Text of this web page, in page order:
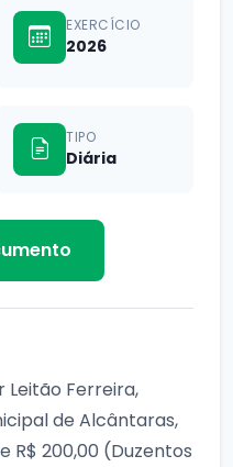
EXERCÍCIO
2026
TIPO
Diária
Leitão Ferreira,
de Alcântaras,
R$ 200,00 (Duzentos